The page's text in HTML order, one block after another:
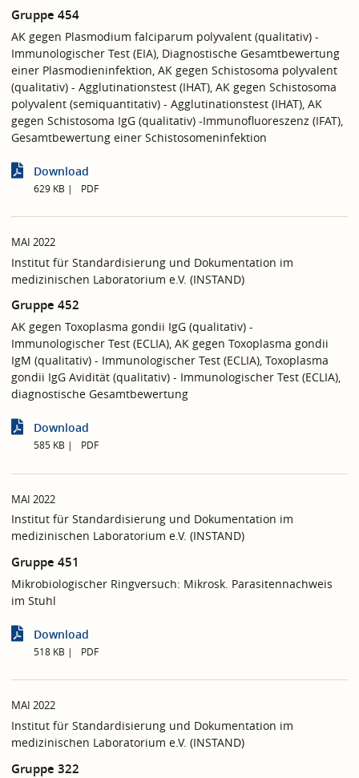
Gruppe 454
AK gegen Plasmodium falciparum polyvalent (qualitativ) -
Immunologischer Test (EIA), Diagnostische Gesamtbewertung
einer Plasmodieninfektion, AK gegen Schistosoma polyvalent
(qualitativ) - Agglutinationstest (IHAT), AK gegen Schistosoma
polyvalent (semiquantitativ) - Agglutinationstest (IHAT), AK
gegen Schistosoma IgG (qualitativ) -Immunofluoreszenz (IFAT),
Gesamtbewertung einer Schistosomeninfektion
Download
629 KB PDF
MAI 2022
Institut für Standardisierung und Dokumentation im
medizinischen Laboratorium e.V. (INSTAND)
Gruppe 452
AK gegen Toxoplasma gondii IgG (qualitativ) -
Immunologischer Test (ECLIA), AK gegen Toxoplasma gondii
IgM (qualitativ) - Immunologischer Test (ECLIA), Toxoplasma
gondii IgG Avidität (qualitativ) - Immunologischer Test (ECLIA),
diagnostische Gesamtbewertung
Download
585 KB PDF
MAI 2022
Institut für Standardisierung und Dokumentation im
medizinischen Laboratorium e.V. (INSTAND)
Gruppe 451
Mikrobiologischer Ringversuch: Mikrosk. Parasitennachweis
im Stuhl
Download
518 KB PDF
MAI 2022
Institut für Standardisierung und Dokumentation im
medizinischen Laboratorium e.V. (INSTAND)
Gruppe 322